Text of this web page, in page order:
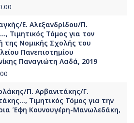
Ε. Αλεξανδρίδου/Π.
Τιμητικός Τόμος για τον
της Νομικής Σχολής του
Πανεπιστημίου
Παναγιώτη Λαδά, 2019
Π. Αρβανιτάκης/Γ.
Τιμητικός Τόμος για την
Έφη Κουνουγέρη-Μανωλεδάκη,